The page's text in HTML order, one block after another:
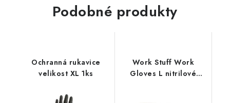
Podobné produkty
Ochranná rukavice
velikost XL 1ks
Work Stuff Work
Gloves L nitrilové